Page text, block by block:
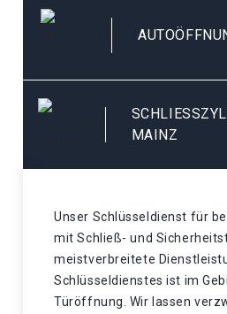
AINZ
Unser Schlüsseldienst für
mit Schließ- und
meistverbreitete
Schlüsseldienstes ist im
Türöffnung. Wir lassen